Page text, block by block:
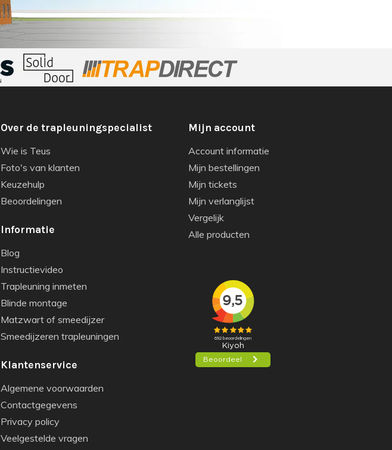
Over de trapleuningspecialist
Wie is Teus
Foto's van klanten
Keuzehulp
Beoordelingen
Informatie
Blog
Instructievideo
Trapleuning inmeten
Blinde montage
Matzwart of smeedijzer
Smeedijzeren trapleuningen
Klantenservice
Algemene voorwaarden
Contactgegevens
Privacy policy
Veelgestelde vragen
Mijn account
Account informatie
Mijn bestellingen
Mijn tickets
Mijn verlanglijst
Vergelijk
Alle producten